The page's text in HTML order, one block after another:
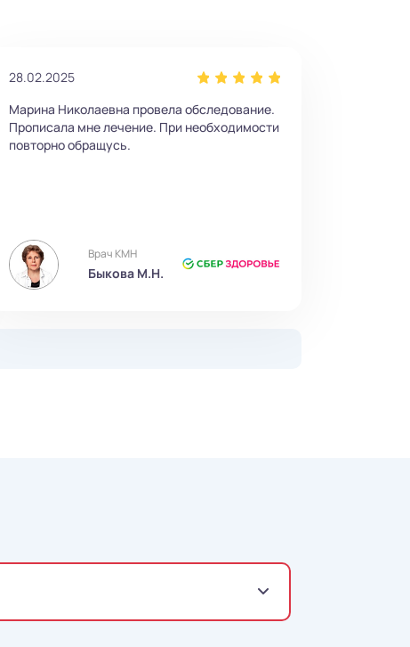
28.02.2025
Марина Николаевна провела обследование.
Прописала мне лечение. При необходимости
повторно обращусь.
Врач КМН
Быкова М.Н.